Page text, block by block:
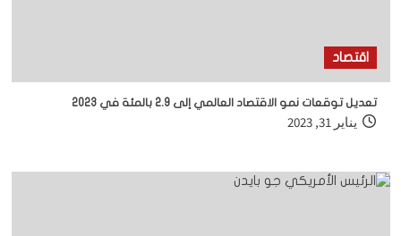
اقتصاد
تعديل توقعات نمو الاقتصاد العالمي إلى 2.9 بالمئة في 2023
يناير 31, 2023